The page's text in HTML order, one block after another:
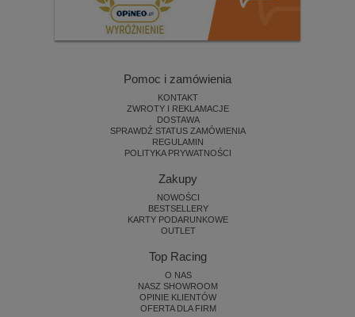
Pomoc i zamówienia
KONTAKT
ZWROTY I REKLAMACJE
DOSTAWA
SPRAWDŹ STATUS ZAMÓWIENIA
REGULAMIN
POLITYKA PRYWATNOŚCI
Zakupy
NOWOŚCI
BESTSELLERY
KARTY PODARUNKOWE
OUTLET
Top Racing
O NAS
NASZ SHOWROOM
OPINIE KLIENTÓW
OFERTA DLA FIRM